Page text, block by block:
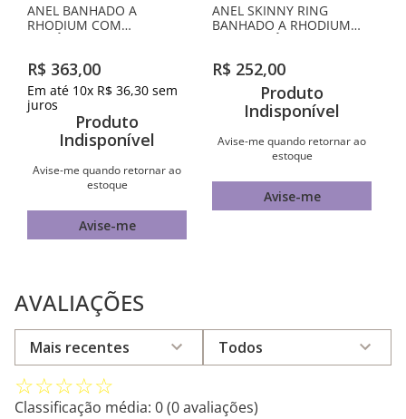
ANEL BANHADO A
RHODIUM COM
ZIRCÔNIAS
R$ 363,00
Em até 10x R$ 36,30 sem
juros
Produto
Indisponível
Avise-me quando retornar ao
estoque
Avise-me
ANEL SKINNY RING
BANHADO A RHODIUM
COM ZIRCÔNIAS
R$ 252,00
Produto
Indisponível
Avise-me quando retornar ao
estoque
Avise-me
AVALIAÇÕES
☆☆☆☆☆
Classificação média: 0(0 avaliações)
Mais recentes Todos